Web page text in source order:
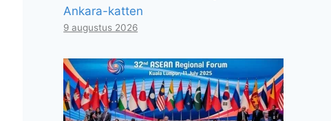
Ankara-katten
9 augustus 2026